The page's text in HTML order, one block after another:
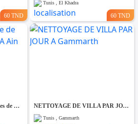
60 TND
Tunis , El Khadra
60 TND
La Meilleure societe de Femmes de Ménage A Ain zaghouane NETTOYAGE DE VILLA PAR JOUR A Gammarth
Tunis , Gammarth